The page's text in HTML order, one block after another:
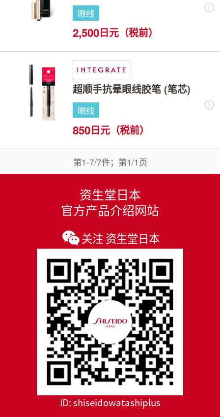
眼线
2,500日元（税前）
超顺手抗晕眼线胶笔 (笔芯)
眼线
850日元（税前）
第1-7/7件；第1/1页
资生堂日本
官方产品介绍网站
关注 资生堂日本
ID:shiseidowatashiplus